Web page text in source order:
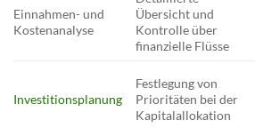
Einnahmen- und
Kostenanalyse
Übersicht und
Kontrolle über
finanzielle Flüsse
Investitionsplanung
Festlegung von
Prioritäten bei der
Kapitalallokation